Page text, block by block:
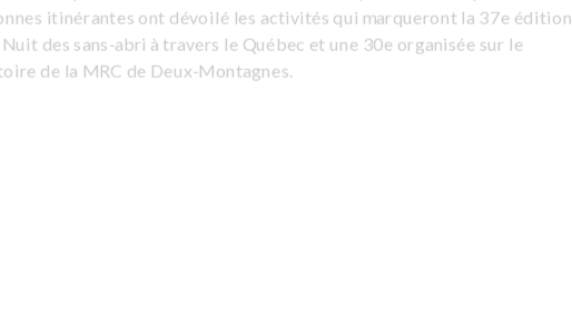
itinérantes ont dévoilé les activités qui marqueront la 37e édition
des sans-abri à travers le Québec et une 30e organisée sur le
de la MRC de Deux-Montagnes.